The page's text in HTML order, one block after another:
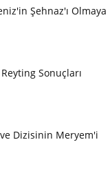
Şehnaz'ı Olmaya
Sonuçları
Dizisinin Meryem'i